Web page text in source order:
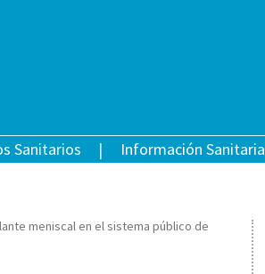
Sanitarios Información Sanitaria
meniscal en el sistema público de